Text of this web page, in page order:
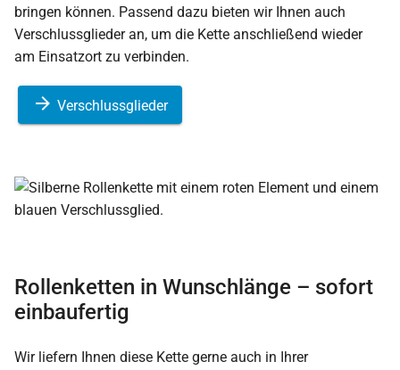
bringen können. Passend dazu bieten wir Ihnen auch
Verschlussglieder an, um die Kette anschließend wieder
am Einsatzort zu verbinden.
Verschlussglieder
Rollenketten in Wunschlänge – sofort
einbaufertig
Wir liefern Ihnen diese Kette gerne auch in Ihrer